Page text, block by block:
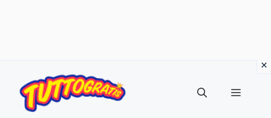
contenuto
Menu